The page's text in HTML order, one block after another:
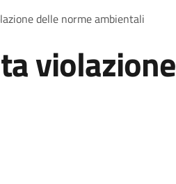
delle norme ambientali
violazione